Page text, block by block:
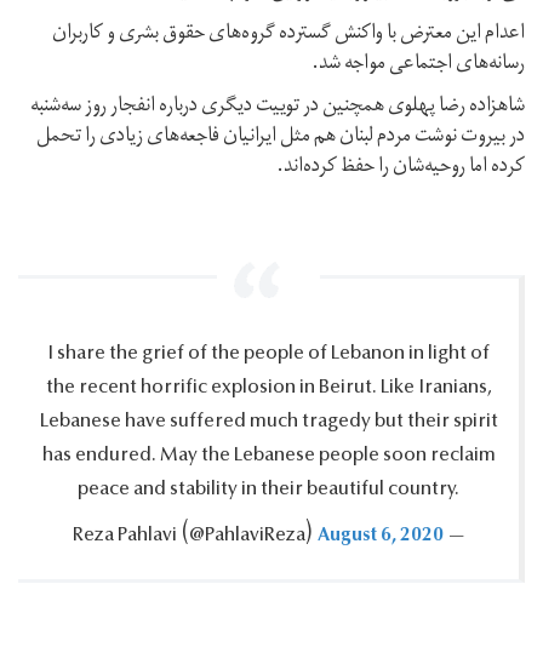
اعدام این معترض با واکنش گسترده گروه‌های حقوق بشری و کاربران
رسانه‌های اجتماعی مواجه شد.
شاهزاده رضا پهلوی همچنین در توییت دیگری درباره انفجار روز سه‌شنبه
در بیروت نوشت مردم لبنان هم مثل ایرانیان فاجعه‌های زیادی را تحمل
کرده اما روحیه‌شان را حفظ کرده‌اند.
I share the grief of the people of Lebanon in light of
the recent horrific explosion in Beirut.‎ Like Iranians,
Lebanese have suffered much tragedy but their spirit
has endured.‎ May the Lebanese people soon reclaim
peace and stability in their beautiful country.‎
— Reza Pahlavi ‪(@PahlaviReza)‬
August 6, 2020